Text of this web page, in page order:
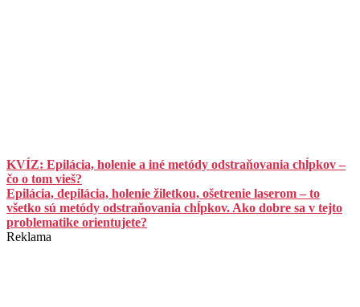
KVÍZ: Epilácia, holenie a iné metódy odstraňovania chĺpkov –
čo o tom vieš?
Epilácia, depilácia, holenie žiletkou, ošetrenie laserom – to
všetko sú metódy odstraňovania chĺpkov. Ako dobre sa v tejto
problematike orientujete?
Reklama